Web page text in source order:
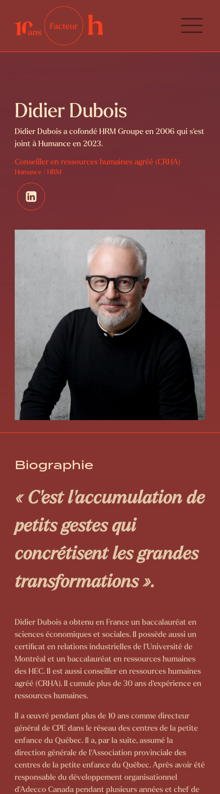
Didier Dubois
Didier Dubois a cofondé HRM Groupe en 2006 qui s'est
joint à Humance en 2023.
Conseiller en ressources humaines agréé (CRHA)
Humance | HRM
Biographie
« C'est l'accumulation de
petits gestes qui
concrétisent les grandes
transformations».
Didier Dubois a obtenu en France un baccalauréat en
sciences économiques et sociales. Il possède aussi un
certificat en relations industrielles de l’Université de
Montréal et un baccalauréat en ressources humaines
des HEC. Il est aussi conseiller en ressources humaines
agréé (CRHA). Il cumule plus de 30 ans d’expérience en
ressources humaines.
Il a œuvré pendant plus de 10 ans comme directeur
général de CPE dans le réseau des centres de la petite
enfance du Québec. Il a, par la suite, assumé la
direction générale de l’Association provinciale des
centres de la petite enfance du Québec. Après avoir été
responsable du développement organisationnel
d’Adecco Canada pendant plusieurs années et chef de